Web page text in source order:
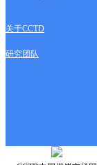
关于CCTD
研究团队